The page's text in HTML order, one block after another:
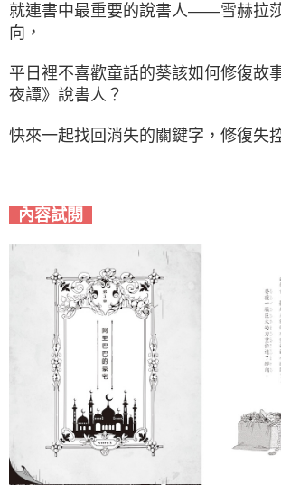
就連書中最重要的說書人——雪赫拉
向，
平日裡不喜歡童話的葵該如何修復故
夜譚》說書人？
快來一起找回消失的關鍵字，修復失
內容試閱